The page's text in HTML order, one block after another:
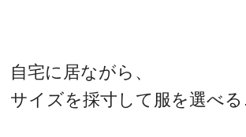
自宅に居ながら、
サイズを採寸して服を選べ